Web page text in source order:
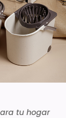
tu hogar